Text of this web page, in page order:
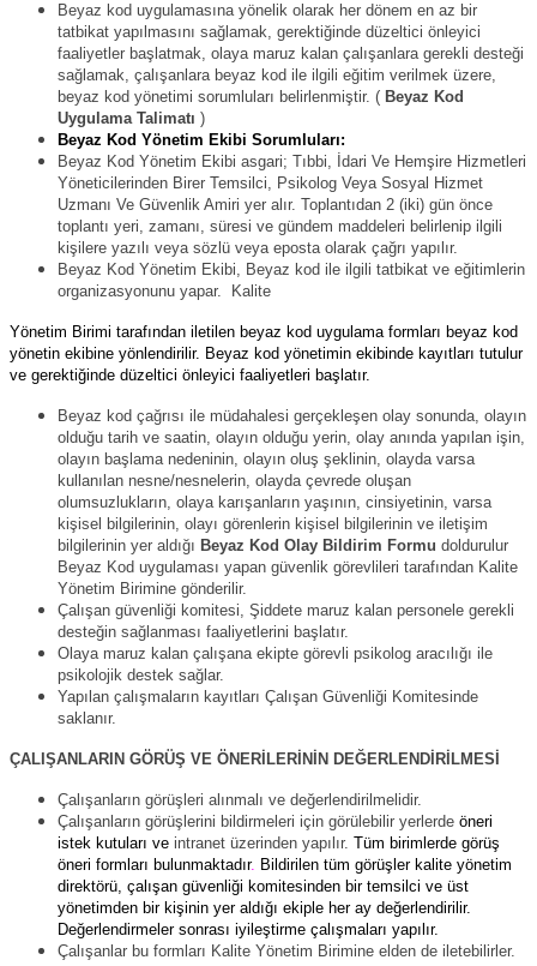
Beyaz kod uygulamasına yönelik olarak her dönem en az bir
tatbikat yapılmasını sağlamak, gerektiğinde düzeltici önleyici
faaliyetler başlatmak, olaya maruz kalan çalışanlara gerekli desteği
sağlamak, çalışanlara beyaz kod ile ilgili eğitim verilmek üzere,
beyaz kod yönetimi sorumluları belirlenmiştir. ( Beyaz Kod
Uygulama Talimatı )
Beyaz Kod Yönetim Ekibi Sorumluları:
Beyaz Kod Yönetim Ekibi asgari; Tıbbi, İdari Ve Hemşire Hizmetleri
Yöneticilerinden Birer Temsilci, Psikolog Veya Sosyal Hizmet
Uzmanı Ve Güvenlik Amiri yer alır. Toplantıdan 2 (iki) gün önce
toplantı yeri, zamanı, süresi ve gündem maddeleri belirlenip ilgili
kişilere yazılı veya sözlü veya eposta olarak çağrı yapılır.
Beyaz Kod Yönetim Ekibi, Beyaz kod ile ilgili tatbikat ve eğitimlerin
organizasyonunu yapar. Kalite
Yönetim Birimi tarafından iletilen beyaz kod uygulama formları beyaz kod
yönetin ekibine yönlendirilir. Beyaz kod yönetimin ekibinde kayıtları tutulur
ve gerektiğinde düzeltici önleyici faaliyetleri başlatır.
Beyaz kod çağrısı ile müdahalesi gerçekleşen olay sonunda, olayın
olduğu tarih ve saatin, olayın olduğu yerin, olay anında yapılan işin,
olayın başlama nedeninin, olayın oluş şeklinin, olayda varsa
kullanılan nesne/nesnelerin, olayda çevrede oluşan
olumsuzlukların, olaya karışanların yaşının, cinsiyetinin, varsa
kişisel bilgilerinin, olayı görenlerin kişisel bilgilerinin ve iletişim
bilgilerinin yer aldığı Beyaz Kod Olay Bildirim Formu doldurulur
Beyaz Kod uygulaması yapan güvenlik görevlileri tarafından Kalite
Yönetim Birimine gönderilir.
Çalışan güvenliği komitesi, Şiddete maruz kalan personele gerekli
desteğin sağlanması faaliyetlerini başlatır.
Olaya maruz kalan çalışana ekipte görevli psikolog aracılığı ile
psikolojik destek sağlar.
Yapılan çalışmaların kayıtları Çalışan Güvenliği Komitesinde
saklanır.
ÇALIŞANLARIN GÖRÜŞ VE ÖNERİLERİNİN DEĞERLENDİRİLMESİ
Çalışanların görüşleri alınmalı ve değerlendirilmelidir.
Çalışanların görüşlerini bildirmeleri için görülebilir yerlerde öneri
istek kutuları ve intranet üzerinden yapılır.
Tüm birimlerde görüş
öneri formları bulunmaktadır. Bildirilen tüm görüşler kalite yönetim
direktörü, çalışan güvenliği komitesinden bir temsilci ve üst
yönetimden bir kişinin yer aldığı ekiple her ay değerlendirilir.
Değerlendirmeler sonrası iyileştirme çalışmaları yapılır.
Çalışanlar bu formları Kalite Yönetim Birimine elden de iletebilirler.